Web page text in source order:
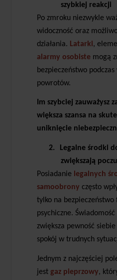
szybkiej reakcji
Po zmroku niezwykle
widoczność oraz
działania. Latarki ,
alarmy osobiste mogą
bezpieczeństwo
powrotów.
Im szybciej zauważysz
większa szansa na
uniknięcie
2.
Legalne środki
zwiększają
Posiadanie legalnych
samoobrony często
tylko na
psychiczne.
zwiększa pewność
spokój w trudnych
Jednym z najczęściej
jest gaz pieprzowy,